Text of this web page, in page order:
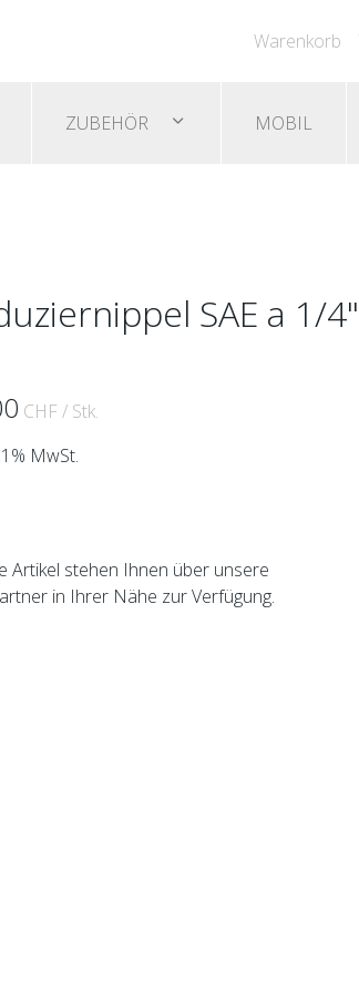
Warenkorb
ZUBEHÖR MOBIL
SAE a 1/
CHF / Stk.
MwSt.
Artikel stehen Ihnen über unsere
in Ihrer Nähe zur Verfügung.